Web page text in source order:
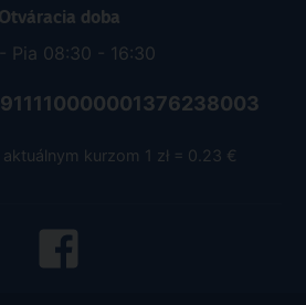
Otváracia doba
Pia 08:30 - 16:30
kurzom 1 zł = 0.23 €